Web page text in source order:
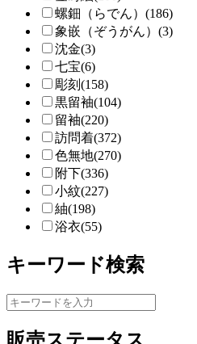
螺鈿（らでん）(186)
象嵌（ぞうがん）(3)
沈金(3)
七宝(6)
彫刻(158)
黒留袖(104)
留袖(220)
訪問着(372)
色無地(270)
附下(336)
小紋(227)
紬(198)
浴衣(55)
キーワード検索